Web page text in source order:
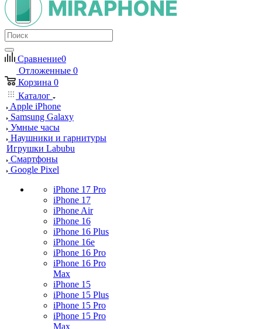
Сравнение0
Отложенные 0
Корзина 0
Каталог
Apple iPhone
Samsung Galaxy
Умные часы
Наушники и гарнитуры
Игрушки Labubu
Смартфоны
Google Pixel
iPhone 17 Pro
iPhone 17
iPhone Air
iPhone 16
iPhone 16 Plus
iPhone 16e
iPhone 16 Pro
iPhone 16 Pro
Max
iPhone 15
iPhone 15 Plus
iPhone 15 Pro
iPhone 15 Pro
Max